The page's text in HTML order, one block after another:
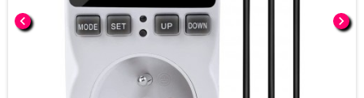
chevron_left chevron_right